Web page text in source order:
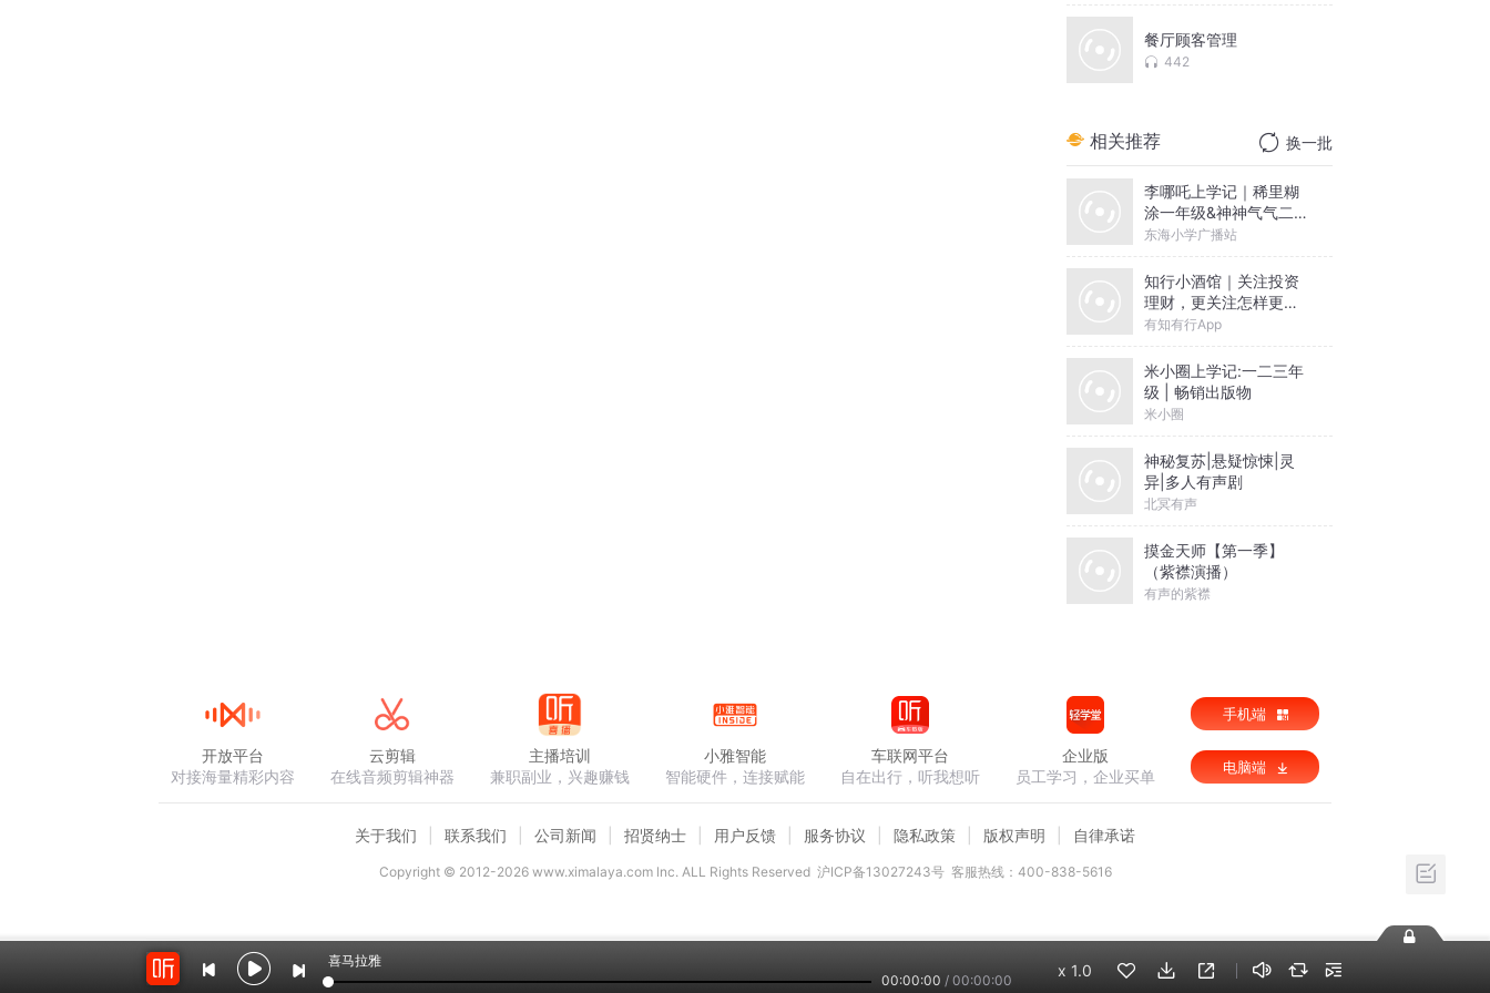
餐厅顾客管理
442
相关推荐 换一批
李哪吒上学记｜稀里糊
涂一年级&神神气气二年
级
东海小学广播站
知行小酒馆｜关注投资
理财，更关注怎样更好
地生活
有知有行App
米小圈上学记:一二三年
级 | 畅销出版物
米小圈
神秘复苏|悬疑惊悚|灵
异|多人有声剧
北冥有声
摸金天师【第一季】
（紫襟演播）
有声的紫襟
喜马拉雅
00:00:00 / 00:00:00
x 1.0
开放平台
对接海量精彩内容
云剪辑
在线音频剪辑神器
主播培训
兼职副业，兴趣赚钱
小雅智能
智能硬件，连接赋能
车联网平台
自在出行，听我想听
企业版
员工学习，企业买单
手机端
电脑端
关于我们 联系我们 公司新闻 招贤纳士 用户反馈 服务协议 隐私政策 版权声明 自律承诺
Copyright © 2012-2026www.ximalaya.com lnc. ALL Rights Reserved 沪ICP备13027243号 客服热线：400-838-5616